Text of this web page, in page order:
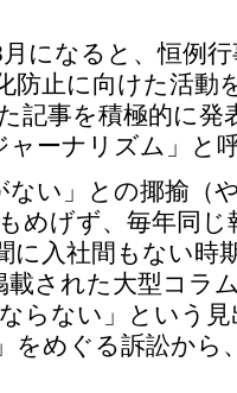
になると、恒例
防止に向けた活動
記事を積極的に発
ャーナリズム」と
ない」との揶揄（
めげず、毎年同
に入社間もない時
載された大型コラ
らない」という
をめぐる訴訟から